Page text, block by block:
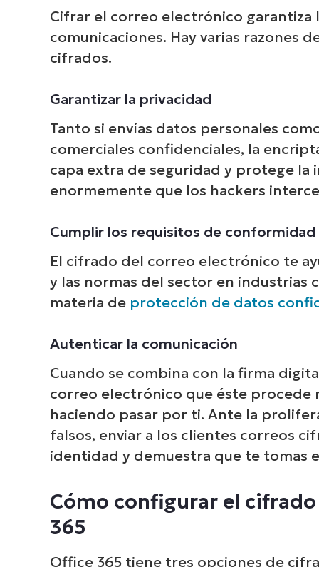
Cifrar el correo electrónico
comunicaciones. Hay varias razones
cifrados.
Garantizar la privacidad
Tanto si envías datos personales
comerciales confidenciales, la
capa extra de seguridad y protege
enormemente que los hackers
Cumplir los requisitos de conformidad
El cifrado del correo electrónico te
y las normas del sector en
materia de protección de datos
Autenticar la comunicación
Cuando se combina con la firma
correo electrónico que éste procede
haciendo pasar por ti. Ante la
falsos, enviar a los clientes correos
identidad y demuestra que te tomas
Cómo configurar el
365
Office 365 tiene tres opciones de
de